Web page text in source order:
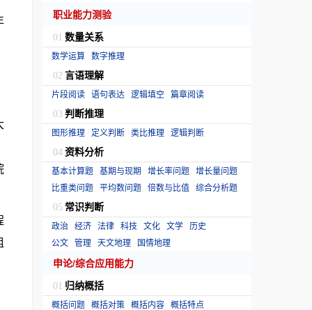
职业能力测验
01 数量关系
数学运算 数字推理
02 言语理解
片段阅读 语句表达 逻辑填空 篇章阅读
03 判断推理
图形推理 定义判断 类比推理 逻辑判断
04 资料分析
基本计算题 基期与现期 增长率问题 增长量问题
比重类问题 平均数问题 倍数与比值 综合分析题
05 常识判断
政治 经济 法律 科技 文化 文学 历史
公文 管理 天文地理 国情地理
申论/综合应用能力
01 归纳概括
概括问题 概括对策 概括内容 概括特点